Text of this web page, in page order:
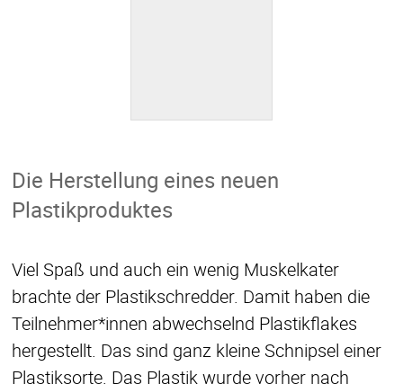
Die Herstellung eines neuen
Plastikproduktes
Viel Spaß und auch ein wenig Muskelkater
brachte der Plastikschredder. Damit haben die
Teilnehmer*innen abwechselnd Plastikflakes
hergestellt. Das sind ganz kleine Schnipsel einer
Plastiksorte. Das Plastik wurde vorher nach